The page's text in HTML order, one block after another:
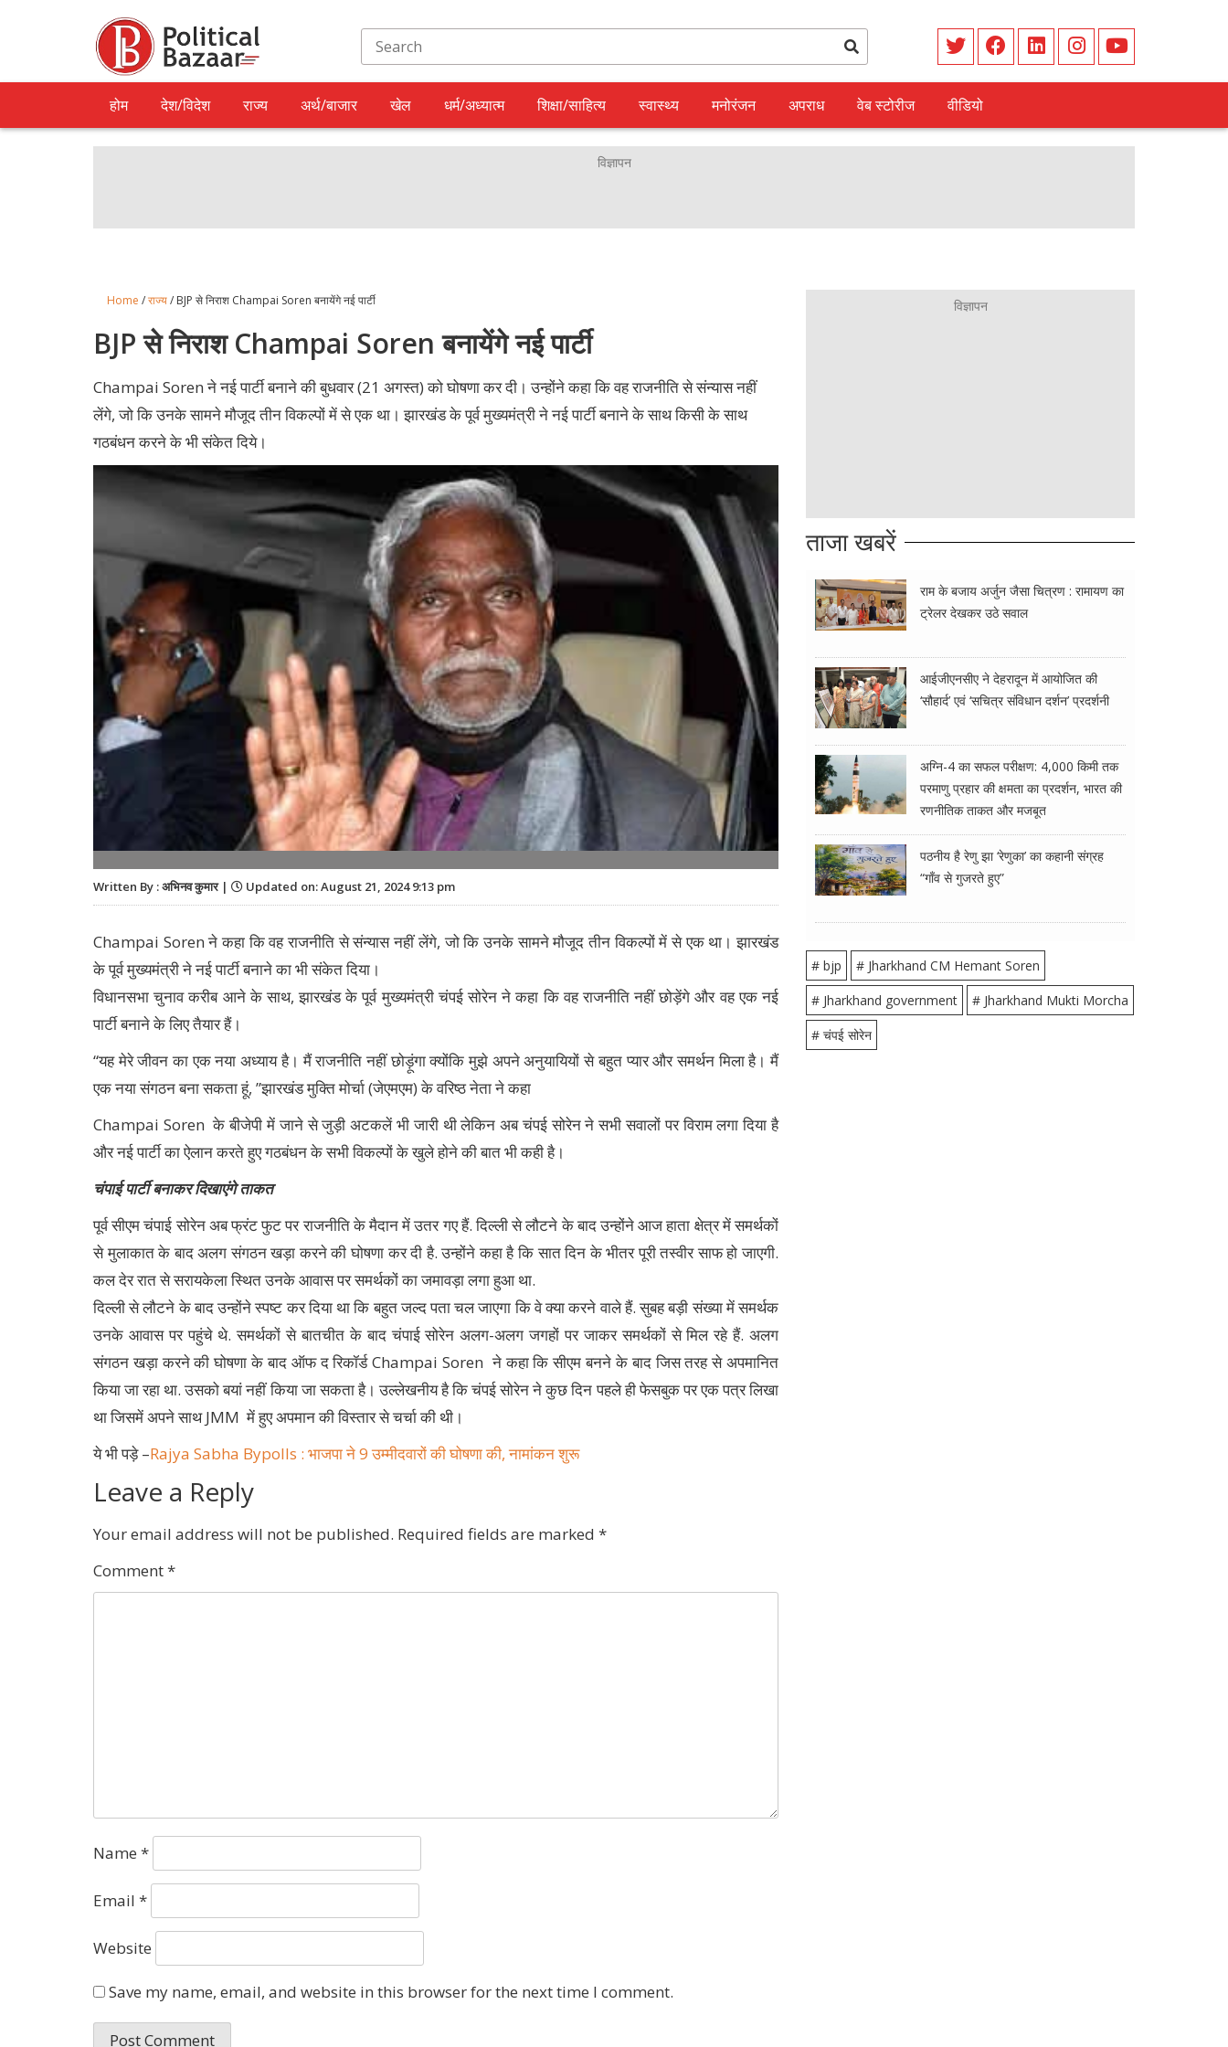
होम देश/विदेश राज्य अर्थ/बाजार खेल धर्म/अध्यात्म शिक्षा/साहित्य स्वास्थ्य मनोरंजन अपराध वेब स्टोरीज वीडियो
Home /राज्य/ BJP से निराश Champai Soren बनायेंगे नई पार्टी
BJP से निराश Champai Soren बनायेंगे नई पार्टी
Champai Soren ने नई पार्टी बनाने की बुधवार (21 अगस्त) को घोषणा कर दी। उन्होंने कहा कि वह राजनीति से संन्यास नहीं
लेंगे, जो कि उनके सामने मौजूद तीन विकल्पों में से एक था। झारखंड के पूर्व मुख्यमंत्री ने नई पार्टी बनाने के साथ किसी के साथ
गठबंधन करने के भी संकेत दिये।
Written By : अभिनव कुमार | Updated on: August 21, 2024 9:13 pm
Champai Soren ने कहा कि वह राजनीति से संन्यास नहीं लेंगे, जो कि उनके सामने मौजूद तीन विकल्पों में से एक था। झारखंड
के पूर्व मुख्यमंत्री ने नई पार्टी बनाने का भी संकेत दिया।
विधानसभा चुनाव करीब आने के साथ, झारखंड के पूर्व मुख्यमंत्री चंपई सोरेन ने कहा कि वह राजनीति नहीं छोड़ेंगे और वह एक नई
पार्टी बनाने के लिए तैयार हैं।
“यह मेरे जीवन का एक नया अध्याय है। मैं राजनीति नहीं छोड़ूंगा क्योंकि मुझे अपने अनुयायियों से बहुत प्यार और समर्थन मिला है। मैं
एक नया संगठन बना सकता हूं, ”झारखंड मुक्ति मोर्चा (जेएमएम) के वरिष्ठ नेता ने कहा
Champai Soren के बीजेपी में जाने से जुड़ी अटकलें भी जारी थी लेकिन अब चंपई सोरेन ने सभी सवालों पर विराम लगा दिया है
और नई पार्टी का ऐलान करते हुए गठबंधन के सभी विकल्पों के खुले होने की बात भी कही है।
चंपाई पार्टी बनाकर दिखाएंगे ताकत
पूर्व सीएम चंपाई सोरेन अब फ्रंट फुट पर राजनीति के मैदान में उतर गए हैं. दिल्ली से लौटने के बाद उन्होंने आज हाता क्षेत्र में समर्थकों
से मुलाकात के बाद अलग संगठन खड़ा करने की घोषणा कर दी है. उन्होंने कहा है कि सात दिन के भीतर पूरी तस्वीर साफ हो जाएगी.
कल देर रात से सरायकेला स्थित उनके आवास पर समर्थकों का जमावड़ा लगा हुआ था.
दिल्ली से लौटने के बाद उन्होंने स्पष्ट कर दिया था कि बहुत जल्द पता चल जाएगा कि वे क्या करने वाले हैं. सुबह बड़ी संख्या में समर्थक
उनके आवास पर पहुंचे थे. समर्थकों से बातचीत के बाद चंपाई सोरेन अलग-अलग जगहों पर जाकर समर्थकों से मिल रहे हैं. अलग
संगठन खड़ा करने की घोषणा के बाद ऑफ द रिकॉर्ड Champai Soren ने कहा कि सीएम बनने के बाद जिस तरह से अपमानित
किया जा रहा था. उसको बयां नहीं किया जा सकता है। उल्लेखनीय है कि चंपई सोरेन ने कुछ दिन पहले ही फेसबुक पर एक पत्र लिखा
था जिसमें अपने साथ JMM में हुए अपमान की विस्तार से चर्चा की थी।
ये भी पड़े –Rajya Sabha Bypolls : भाजपा ने 9 उम्मीदवारों की घोषणा की, नामांकन शुरू
Leave a Reply
Your email address will not be published. Required fields are marked *
Comment*
Name *
Email *
Website
Save my name, email, and website in this browser for the next time I comment.
ताजा खबरें
राम के बजाय अर्जुन जैसा चित्रण : रामायण का
ट्रेलर देखकर उठे सवाल
आईजीएनसीए ने देहरादून में आयोजित की
‘सौहार्द’ एवं ‘सचित्र संविधान दर्शन’ प्रदर्शनी
अग्नि-4 का सफल परीक्षण: 4,000 किमी तक
परमाणु प्रहार की क्षमता का प्रदर्शन, भारत की
रणनीतिक ताकत और मजबूत
पठनीय है रेणु झा ‘रेणुका’ का कहानी संग्रह
“गाँव से गुजरते हुए”
# bjp
# Jharkhand CM Hemant Soren
# Jharkhand government
# Jharkhand Mukti Morcha
# चंपई सोरेन